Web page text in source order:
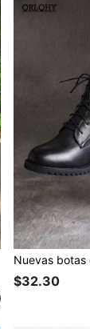
$32.30